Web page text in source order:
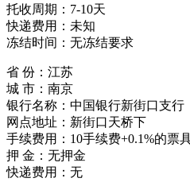
托收周期：7-10天
快递费用：未知
冻结时间：无冻结要求
省 份：江苏
城 市：南京
银行名称：中国银行新街口支行
网点地址：新街口天桥下
手续费用：10手续费+0.1%的票
押 金：无押金
快递费用：无